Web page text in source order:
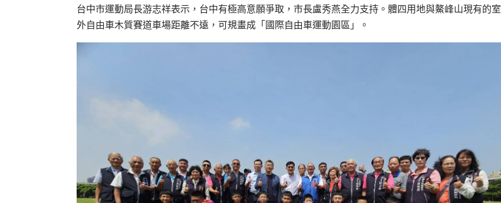
台中市運動局長游志祥表示，台中有極高意願爭取，市長盧秀燕全力支持。體四用地與鰲峰山現有的室
外自由車木質賽道車場距離不遠，可規畫成「國際自由車運動園區」。